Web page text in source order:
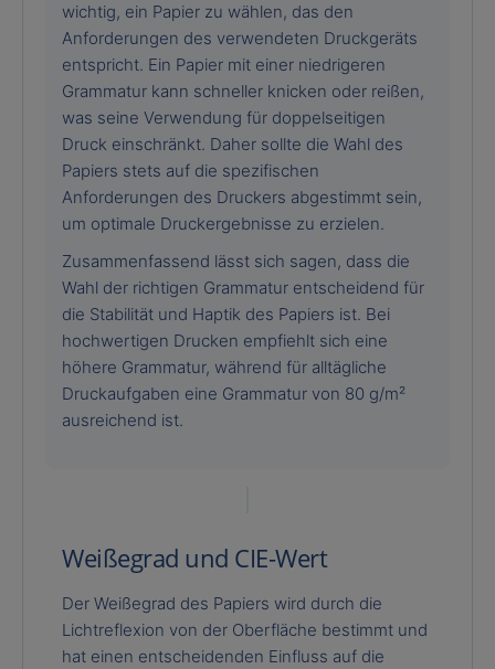
wichtig, ein Papier zu wählen, das den
Anforderungen des verwendeten Druckgeräts
entspricht. Ein Papier mit einer niedrigeren
Grammatur kann schneller knicken oder reißen,
was seine Verwendung für doppelseitigen
Druck einschränkt. Daher sollte die Wahl des
Papiers stets auf die spezifischen
Anforderungen des Druckers abgestimmt sein,
um optimale Druckergebnisse zu erzielen.
Zusammenfassend lässt sich sagen, dass die
Wahl der richtigen Grammatur entscheidend für
die Stabilität und Haptik des Papiers ist. Bei
hochwertigen Drucken empfiehlt sich eine
höhere Grammatur, während für alltägliche
Druckaufgaben eine Grammatur von 80 g/m²
ausreichend ist.
Weißegrad und CIE-Wert
Der Weißegrad des Papiers wird durch die
Lichtreflexion von der Oberfläche bestimmt und
hat einen entscheidenden Einfluss auf die